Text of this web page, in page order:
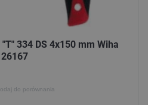
334 DS 4x150 mm Wiha
26167
do porównania